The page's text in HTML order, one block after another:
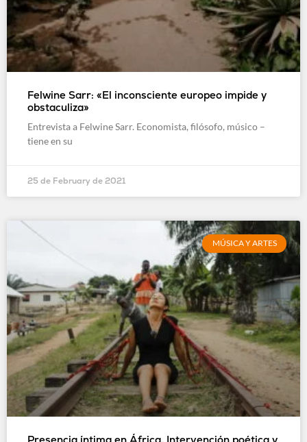
Felwine Sarr: «El inconsciente europeo impide y
obstaculiza»
Entrevista a Felwine Sarr. Economista, filósofo, músico –
tiene en su
25 de February de 2021
MÚSICA Y ARTES